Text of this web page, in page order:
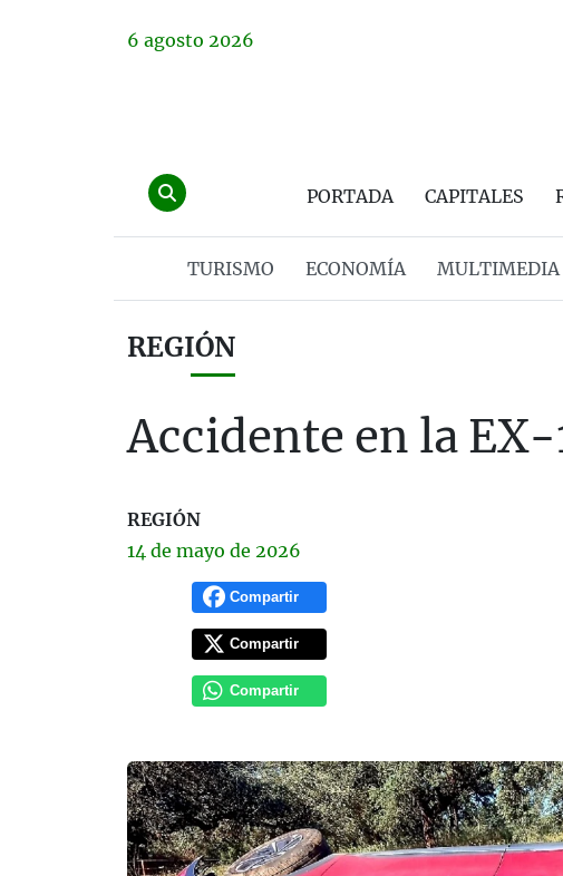
6 agosto 2026
PORTADA CAPITALES
TURISMO ECONOMÍA MULTIMEDIA
REGIÓN
Accidente en la EX-
REGIÓN
14 de mayo de 2026
Compartir
Compartir
Compartir